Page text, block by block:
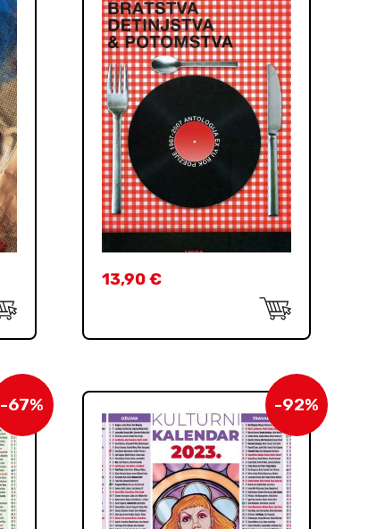
13,90€
-67% -92%